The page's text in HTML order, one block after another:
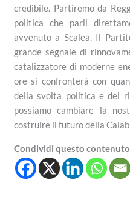
credibile. Partiremo da
politica che parli
avvenuto a Scalea. Il
grande segnale di
catalizzatore di moderne
ore si confronterà con
della svolta politica e del
possiamo cambiare la
costruire il futuro della
Condividi questo contenuto